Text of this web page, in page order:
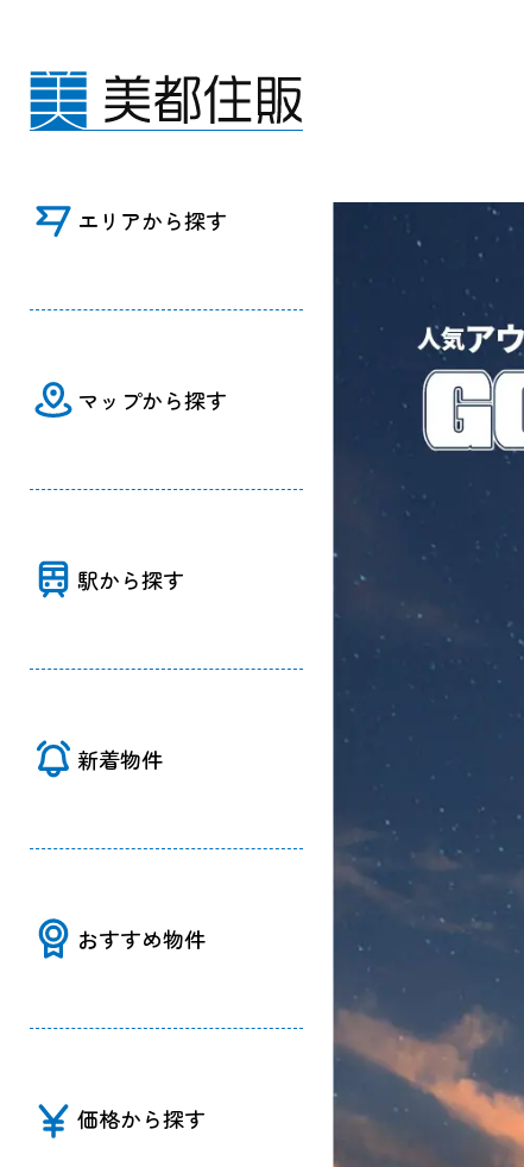
Livin' HOUSE｜GOOUTプロデュース住宅｜
エリアから探す
マップから探す
駅から探す
新着物件
おすすめ物件
価格から探す